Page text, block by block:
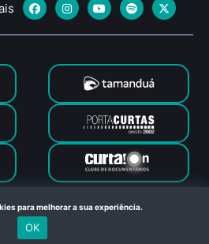
os direitos reservados. Feito com
Rio de Janeiro
para melhorar a sua experiência.
OK